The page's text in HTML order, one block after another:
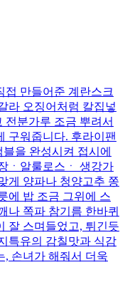
접 만들어준 계란스크
라 오징어처럼 칼집넣
전분가루 조금 뿌려서
구워줍니다. 후라이팬
을 완성시켜 접시에
ㆍ알룰로스ㆍ 생강가
게 양파나 청양고추 쫑
에 밥 조금 그위에 스
나 쪽파 참기름 한바퀴
잘 스며들었고, 튀긴듯
특유의 감칠맛과 식감
, 손녀가 해줘서 더욱